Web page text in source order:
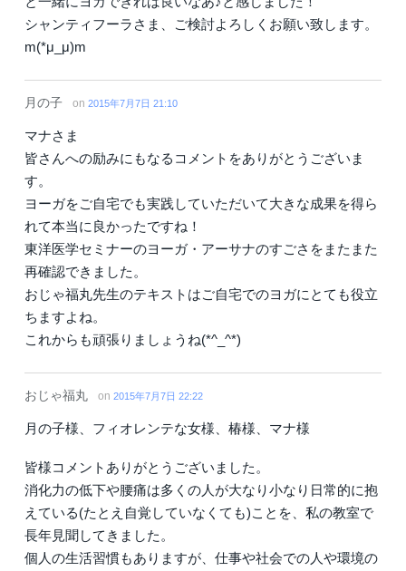
シャンティフーラさま、ご検討よろしくお願い致します。
m(*μ_μ)m
月の子 on 2015年7月7日 21:10
マナさま
皆さんへの励みにもなるコメントをありがとうございま
す。
ヨーガをご自宅でも実践していただいて大きな成果を得ら
れて本当に良かったですね！
東洋医学セミナーのヨーガ・アーサナのすごさをまたまた
再確認できました。
おじゃ福丸先生のテキストはご自宅でのヨガにとても役立
ちますよね。
これからも頑張りましょうね(*^_^*)
おじゃ福丸 on 2015年7月7日 22:22
月の子様、フィオレンテな女様、椿様、マナ様
皆様コメントありがとうございました。
消化力の低下や腰痛は多くの人が大なり小なり日常的に抱
えている(たとえ自覚していなくても)ことを、私の教室で
長年見聞してきました。
個人の生活習慣もありますが、仕事や社会での人や環境の